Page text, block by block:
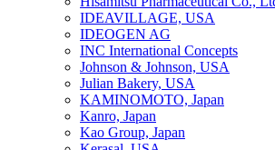
IDEAVILLAGE, USA
IDEOGEN AG
INC International Concepts
Johnson & Johnson, USA
Julian Bakery, USA
KAMINOMOTO, Japan
Kanro, Japan
Kao Group, Japan